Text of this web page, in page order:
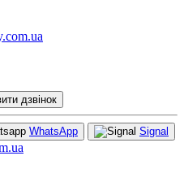
дзвінок
WhatsApp Signal